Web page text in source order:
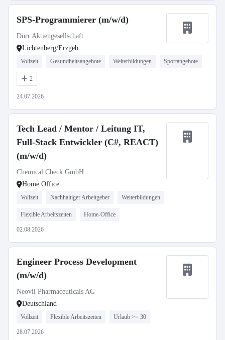
SPS-Programmierer (m/w/d)
Dürr Aktiengesellschaft
Lichtenberg/Erzgeb.
Vollzeit Gesundheitsangebote Weiterbildungen Sportangebote
2
24.07.2026
Tech Lead / Mentor / Leitung IT,
Full-Stack Entwickler (C#, REACT)
(m/w/d)
Chemical Check GmbH
Home Office
Vollzeit Nachhaltiger Arbeitgeber Weiterbildungen
Flexible Arbeitszeiten Home-Office
02.08.2026
Engineer Process Development
(m/w/d)
Neovii Pharmaceuticals AG
Deutschland
Vollzeit Flexible Arbeitszeiten Urlaub >= 30
28.07.2026